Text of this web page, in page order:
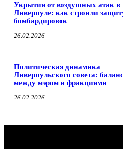
Укрытия от воздушных атак в
Ливерпуле: как строили
бомбардировок
26.02.2026
Политическая динамика
Ливерпульского совета:
между мэром и фракциями
26.02.2026